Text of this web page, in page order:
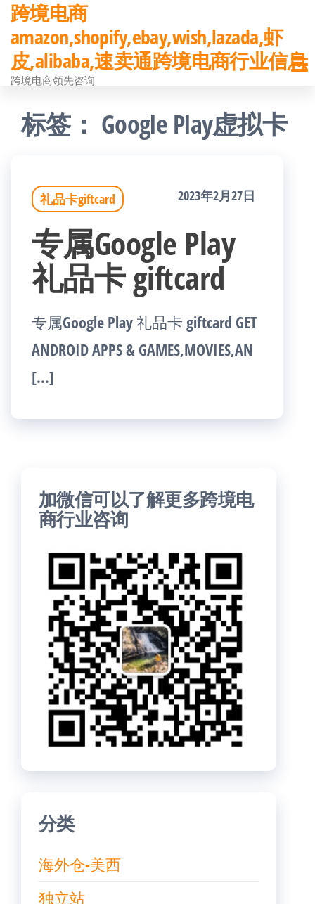
前
往
内
跨境电商
amazon,shopify,ebay,wish,lazada,虾
皮,alibaba,速卖通跨境电商行业信息
跨境电商领先咨询
标签： Google Play虚拟卡
礼品卡giftcard 2023年2月27日
专属Google Play
礼品卡 giftcard
专属Google Play 礼品卡 giftcard GET
ANDROID APPS & GAMES,MOVIES,AN
[…]
加微信可以了解更多跨境电
商行业咨询
分类
海外仓-美西
独立站